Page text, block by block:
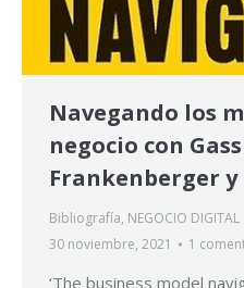
Navegando los
negocio con
Frankenberger y
Bibliografía, NEGOCIO DIGITAL
30 noviembre, 2021
1
‘The business model